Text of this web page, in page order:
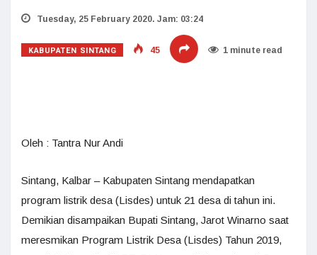
Tuesday, 25 February 2020. Jam: 03:24
KABUPATEN SINTANG 45 1 minute read
Oleh : Tantra Nur Andi
Sintang, Kalbar – Kabupaten Sintang mendapatkan
program listrik desa (Lisdes) untuk 21 desa di tahun ini.
Demikian disampaikan Bupati Sintang, Jarot Winarno saat
meresmikan Program Listrik Desa (Lisdes) Tahun 2019,